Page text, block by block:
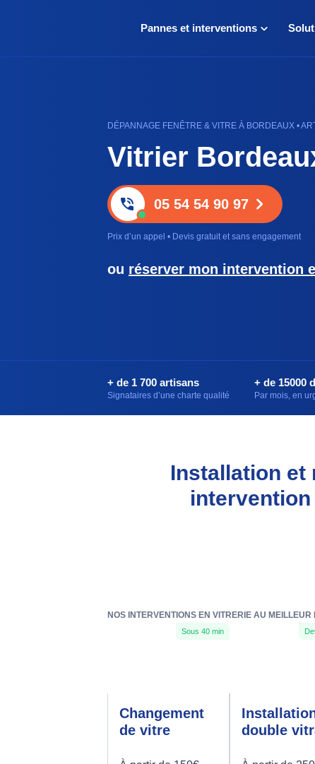
Pannes et interventions
DÉPANNAGE FENÊTRE & VITRE À BORDEAUX •
Vitrier
05 54 54 90 97
Prix d’un appel • Devis gratuit et sans engagement
ou réserver mon intervention
+ de 1 700 artisans
Signataires d’une charte qualité
+ de 15000
Par mois, en
Installation et
NOS INTERVENTIONS EN VITRERIE AU
Sous 40 min
Changement
de vitre
double